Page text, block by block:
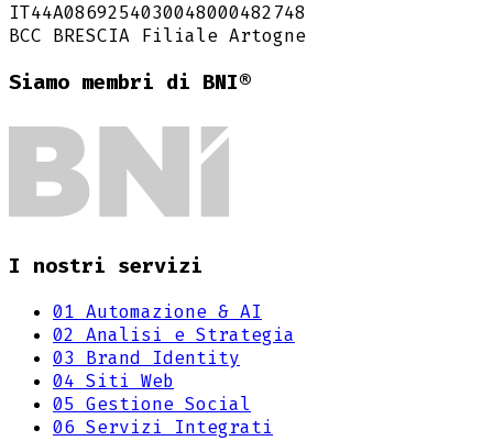
IT44A0869254030048000482748
BCC BRESCIA Filiale Artogne
Siamo membri di BNI®
I nostri servizi
01 Automazione & AI
02 Analisi e Strategia
03 Brand Identity
04 Siti Web
05 Gestione Social
06 Servizi Integrati